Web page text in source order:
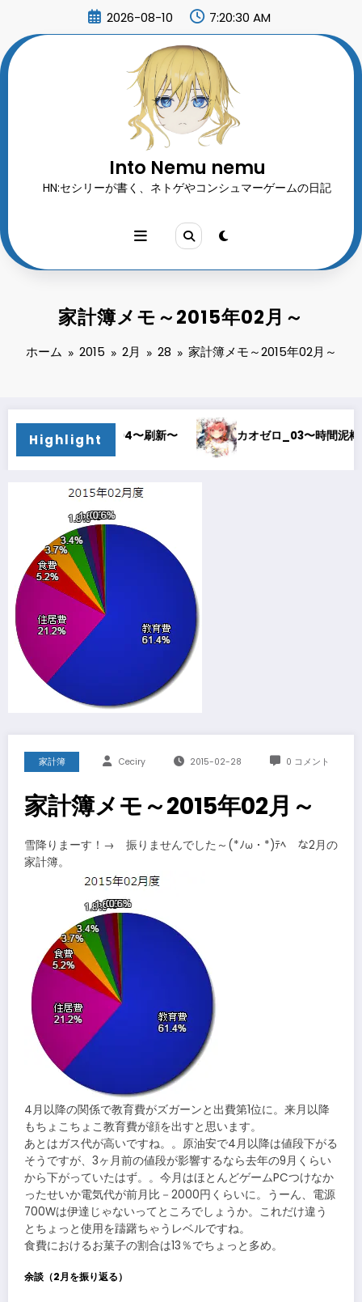
ン
ツ
2026-08-10 7:20:31 AM
Into Nemu nemu
HN:セシリーが書く、ネトゲやコンシュマーゲームの日記
家計簿メモ～2015年02月～
ホーム 2015 2月 28 家計簿メモ～2015年02月～
Highlight
ロ_04〜刷新〜 カオゼロ_03〜時間泥棒〜 カ
家計簿 Ceciry 2015-02-28 0 コメント
家計簿メモ～2015年02月～
雪降りまーす！→ 振りませんでした～(*ﾉω・*)ﾃﾍ な2月の
家計簿。
4月以降の関係で教育費がズガーンと出費第1位に。来月以降
もちょこちょこ教育費が顔を出すと思います。
あとはガス代が高いですね。。原油安で4月以降は値段下がる
そうですが、3ヶ月前の値段が影響するなら去年の9月くらい
から下がっていたはず。。今月はほとんどゲームPCつけなか
ったせいか電気代が前月比－2000円くらいに。うーん、電源
700Wは伊達じゃないってところでしょうか。これだけ違う
とちょっと使用を躊躇ちゃうレベルですね。
食費におけるお菓子の割合は13％でちょっと多め。
余談（2月を振り返る）